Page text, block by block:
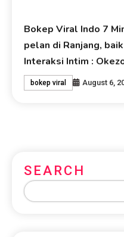
Bokep Viral Indo 7
pelan di Ranjang,
Interaksi Intim :
bokep viral August 6,
SEARCH